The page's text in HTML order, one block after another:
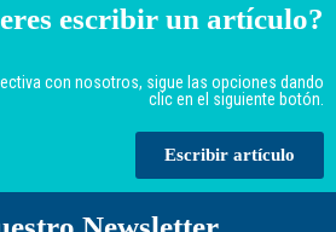
escribir un artículo?
con nosotros, sigue las opciones dando
clic en el siguiente botón.
Escribir artículo